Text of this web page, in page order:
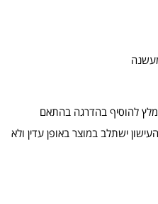
להוסיף בהדרגה בהתאם
ישתלב במוצר באופן עדין ולא